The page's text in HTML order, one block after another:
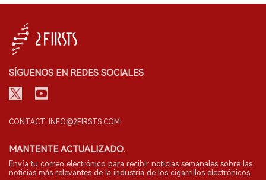
ENTREVISTA
SÍGUENOS EN REDES SOCIALES
CONTACT: INFO@2FIRSTS.COM
MANTENTE ACTUALIZADO.
Envía tu correo electrónico para recibir noticias semanales sobre las
noticias más relevantes de la industria de los cigarrillos electrónicos.